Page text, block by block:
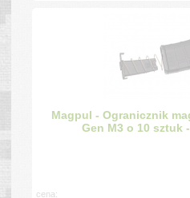
Magpul - Ogranicznik
Gen M3 o 10 sztuk
cena: